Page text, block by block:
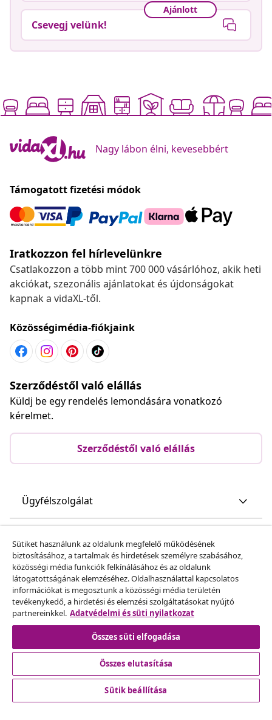
Ajánlott
Csevegj velünk!
Nagy lábon élni, kevesebbért
Támogatott fizetési módok
Iratkozzon fel hírlevelünkre
Csatlakozzon a több mint 700 000 vásárlóhoz, akik heti
akciókat, szezonális ajánlatokat és újdonságokat
kapnak a vidaXL-től.
Közösségimédia-fiókjaink
Szerződéstől való elállás
Küldj be egy rendelés lemondására vonatkozó
kérelmet.
Szerződéstől való elállás
Ügyfélszolgálat
vidaXL
Fedezz fel többet
© 2008-2026 vidaXL A www.vidaxl.hu a vidaXL Marketplace
Sütiket használunk az oldalunk megfelelő működésének
biztosításához, a tartalmak és hirdetések személyre szabásához,
közösségi média funkciók felkínálásához és az oldalunk
látogatottságának elemzéséhez. Oldalhasználattal kapcsolatos
információkat is megosztunk a közösségi média területén
tevékenykedő, a hirdetési és elemzési szolgáltatásokat nyújtó
partnereinkkel. Adatvédelmi és süti nyilatkozat
Összes süti elfogadása
Összes elutasítása
Sütik beállítása